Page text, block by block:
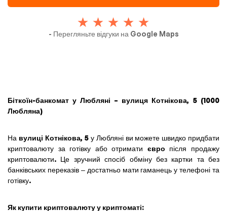
- Перегляньте відгуки на Google Maps
Біткоїн-банкомат у Любляні – вулиця Котнікова, 5 (1000
Любляна)
На вулиці Котнікова, 5 у Любляні ви можете швидко придбати
криптовалюту за готівку або отримати євро після продажу
криптовалюти. Це зручний спосіб обміну без картки та без
банківських переказів – достатньо мати гаманець у телефоні та
готівку.
Як купити криптовалюту у криптоматі: